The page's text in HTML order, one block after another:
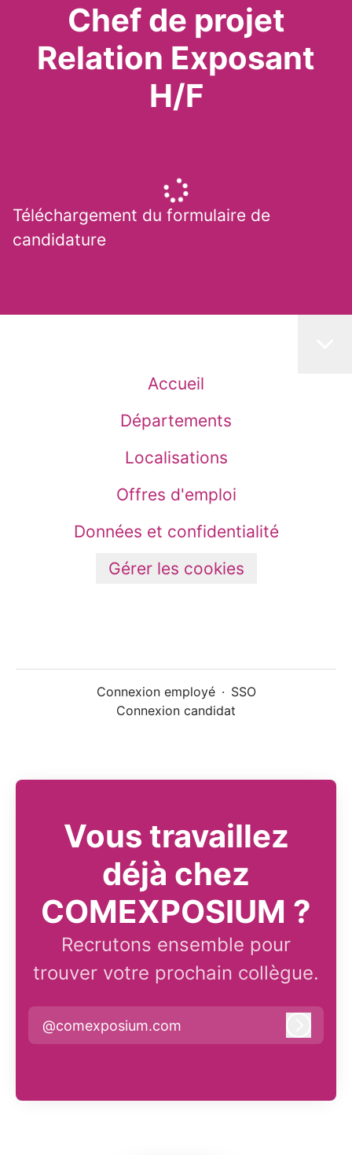
Chef de projet
Relation Exposant
H/F
Téléchargement du formulaire de
candidature
Accueil
Départements
Localisations
Offres d'emploi
Données et confidentialité
Gérer les cookies
Connexion employé · SSO
Connexion candidat
Vous travaillez
déjà chez
COMEXPOSIUM ?
Recrutons ensemble pour
trouver votre prochain collègue.
@comexposium.com